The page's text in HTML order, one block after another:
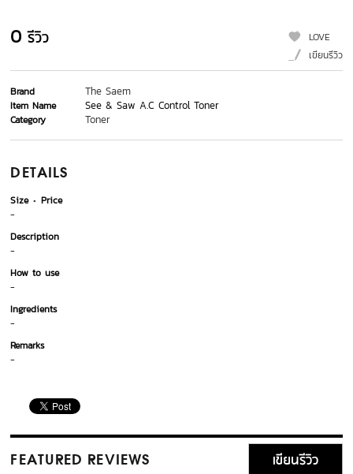
0 รีวิว
LOVE
เขียนรีวิว
Brand The Saem
Item Name See & Saw A.C Control Toner
Category Toner
DETAILS
Size
Price
-
Description
-
How to use
-
Ingredients
-
Remarks
-
FEATURED REVIEWS เขียนรีวิว